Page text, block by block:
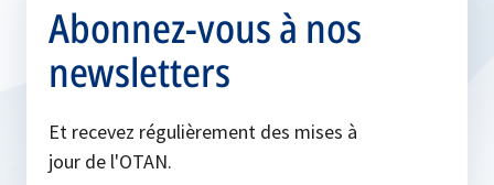
Abonnez-vous à nos
newsletters
Et recevez régulièrement des mises à
jour de l'OTAN.